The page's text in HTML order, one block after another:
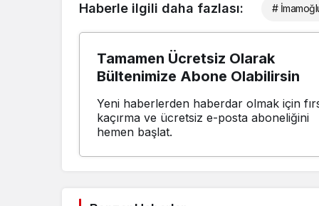
Haberle ilgili daha fazlası: #
Tamamen Ücretsiz Olarak
Bültenimize Abone Olabilirsin
Yeni haberlerden haberdar olmak için
kaçırma ve ücretsiz e-posta aboneliğini
hemen başlat.